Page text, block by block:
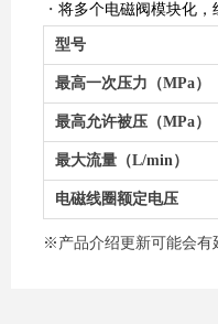
・ 将多个电磁阀模块化
型号
最高一次压力（MPa）
最高允许被压（MPa）
最大流量（L/min）
电磁线圈额定电压
※产品介绍更新可能会有